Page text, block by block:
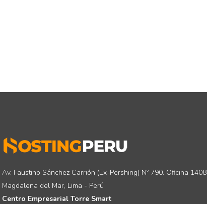
Av. Faustino Sánchez Carrión (Ex-Pershing) Nº 790. Oficina 1408
Magdalena del Mar, Lima - Perú
Centro Empresarial Torre Smart